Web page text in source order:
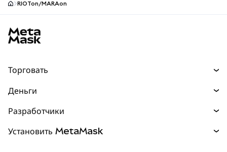
RIOTon/MARAon
Торговать
Прогнозы
Перпы НОВИНКА
Деньги
mUSD
Разработчики
Установить MetaMask